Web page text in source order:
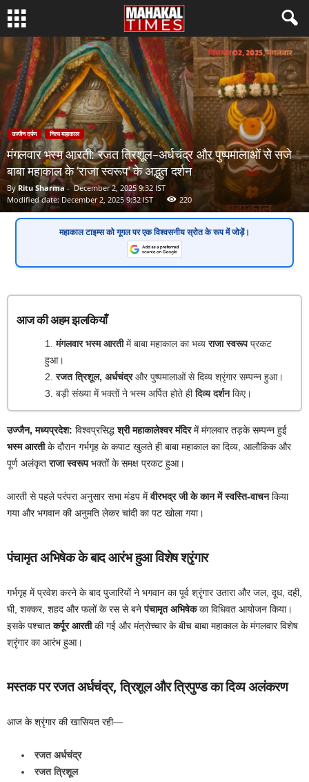
उज्जैन दर्पण नित्य महाकाल
मंगलवार भस्म आरती: रजत त्रिशूल–अर्धचंद्र और पुष्पमालाओं से सजे
बाबा महाकाल के ‘राजा स्वरूप’ के अद्भुत दर्शन
By Ritu Sharma- December 2, 2025 9:32 IST
Modified date: December 2, 2025 9:32 IST
220
महाकाल टाइम्सको गूगल पर एकविश्वसनीय स्रोतके रूप में जोड़ें।
आज की अहम झलकियाँ
मंगलवार भस्म आरतीमें बाबा महाकाल का भव्यराजा स्वरूपप्रकट
हुआ।
रजत त्रिशूल, अर्धचंद्रऔर पुष्पमालाओं से दिव्य श्रृंगार सम्पन्न हुआ।
बड़ी संख्या में भक्तों ने भस्म अर्पित होते हीदिव्य दर्शनकिए।
उज्जैन, मध्यप्रदेश: विश्वप्रसिद्धश्री महाकालेश्वर मंदिरमें मंगलवार तड़के सम्पन्न हुई
भस्म आरतीके दौरान गर्भगृह के कपाट खुलते ही बाबा महाकाल का दिव्य, आलौकिक और
पूर्ण अलंकृतराजा स्वरूपभक्तों के समक्ष प्रकट हुआ।
आरती से पहले परंपरा अनुसार सभा मंडप मेंवीरभद्र जी के कान में स्वस्ति-वाचनकिया
गया और भगवान की अनुमति लेकर चांदी का पट खोला गया।
पंचामृत अभिषेक के बाद आरंभ हुआ विशेष श्रृंगार
गर्भगृह में प्रवेश करने के बाद पुजारियों ने भगवान का पूर्व श्रृंगार उतारा और जल, दूध, दही,
घी, शक्कर, शहद और फलों के रस से बनेपंचामृत अभिषेकका विधिवत आयोजन किया।
इसके पश्चातकर्पूर आरतीकी गई और मंत्रोच्चार के बीच बाबा महाकाल के मंगलवार विशेष
श्रृंगार का आरंभ हुआ।
मस्तक पर रजत अर्धचंद्र, त्रिशूल और त्रिपुण्ड का दिव्य अलंकरण
आज के श्रृंगार की खासियत रही—
रजत अर्धचंद्र
रजत त्रिशूल